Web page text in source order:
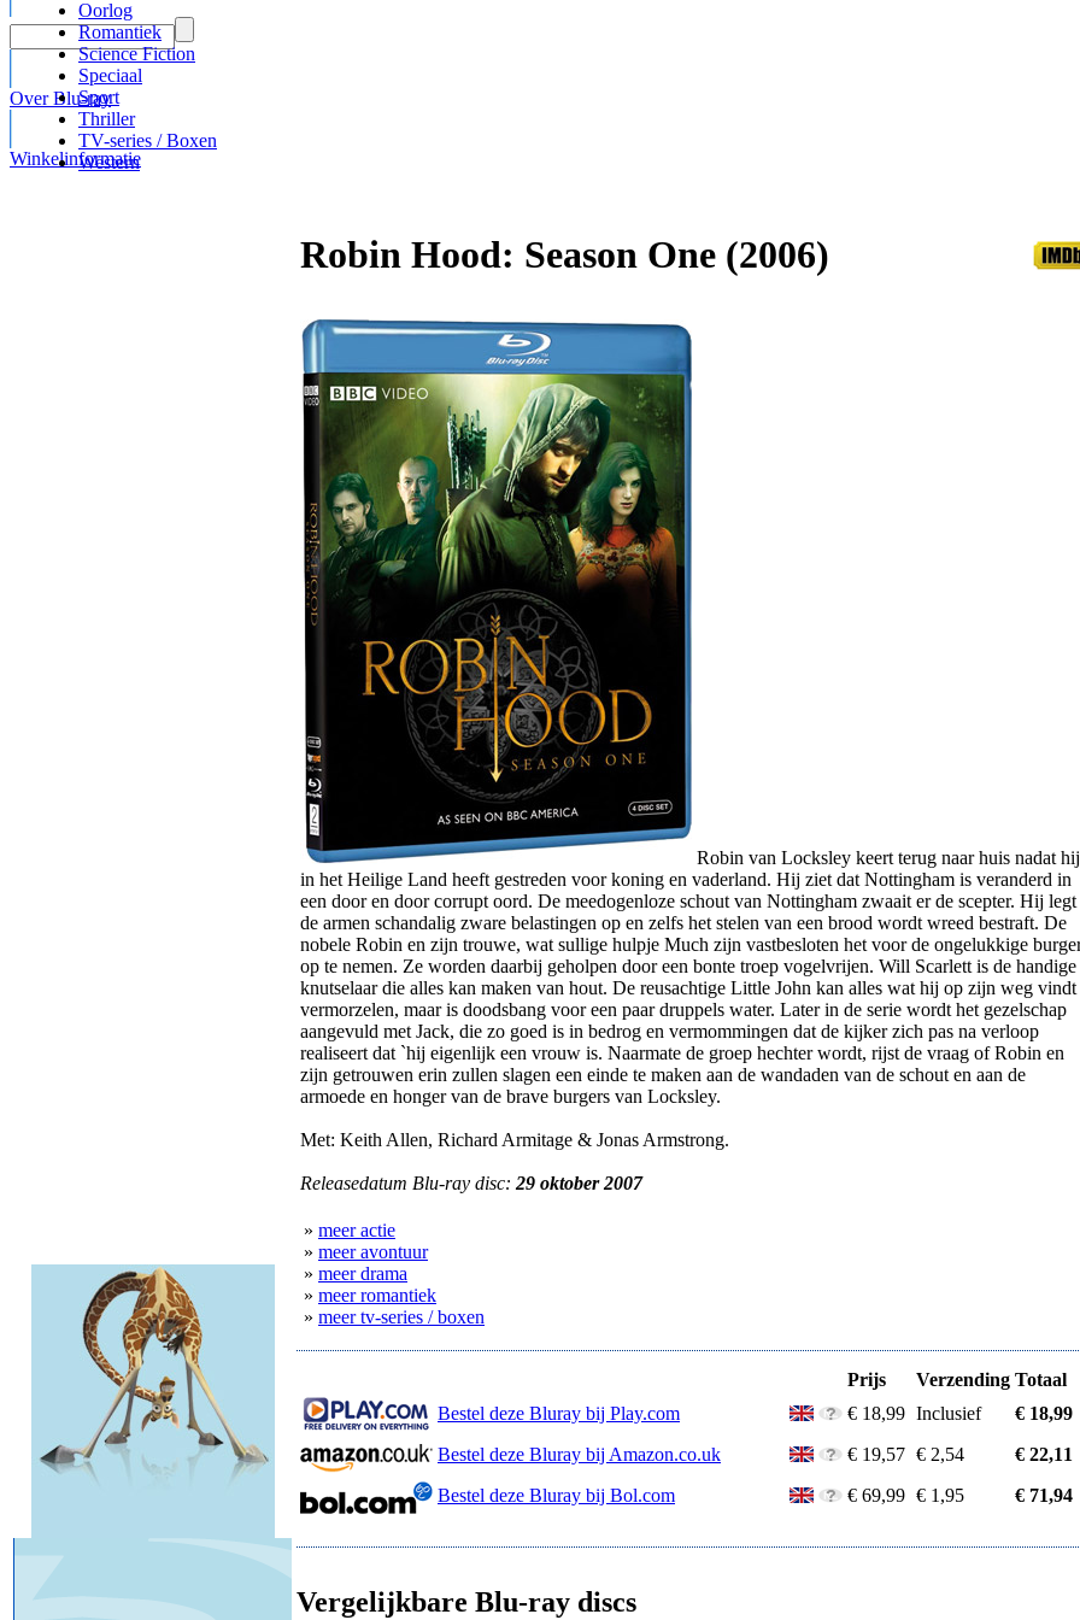
Over Blu-ray
Winkelinformatie
Oorlog
Romantiek
Science Fiction
Speciaal
Sport
Thriller
TV-series / Boxen
Western
Robin Hood: Season One (2006)
Robin van Locksley keert terug naar huis nadat hij
in het Heilige Land heeft gestreden voor koning en vaderland. Hij ziet dat Nottingham is veranderd in
een door en door corrupt oord. De meedogenloze schout van Nottingham zwaait er de scepter. Hij legt
de armen schandalig zware belastingen op en zelfs het stelen van een brood wordt wreed bestraft. De
nobele Robin en zijn trouwe, wat sullige hulpje Much zijn vastbesloten het voor de ongelukkige
op te nemen. Ze worden daarbij geholpen door een bonte troep vogelvrijen. Will Scarlett is de handige
knutselaar die alles kan maken van hout. De reusachtige Little John kan alles wat hij op zijn weg vindt
vermorzelen, maar is doodsbang voor een paar druppels water. Later in de serie wordt het gezelschap
aangevuld met Jack, die zo goed is in bedrog en vermommingen dat de kijker zich pas na verloop
realiseert dat `hij eigenlijk een vrouw is. Naarmate de groep hechter wordt, rijst de vraag of Robin en
zijn getrouwen erin zullen slagen een einde te maken aan de wandaden van de schout en aan de
armoede en honger van de brave burgers van Locksley.
Met: Keith Allen, Richard Armitage & Jonas Armstrong.
Releasedatum Blu-ray disc: 29 oktober 2007
» meer actie
» meer avontuur
» meer drama
» meer romantiek
» meer tv-series / boxen
Prijs Verzending Totaal
Bestel deze Bluray bij Play.com
€ 18,99 Inclusief
€ 18,99
Bestel deze Bluray bij Amazon.co.uk
€ 19,57 € 2,54
€ 22,11
Bestel deze Bluray bij Bol.com
€ 69,99 € 1,95 € 71,94
Vergelijkbare Blu-ray discs